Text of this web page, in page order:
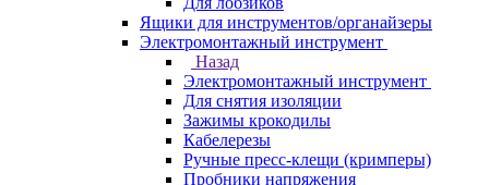
Ящики для инструментов/органайзеры
Электромонтажный инструмент
Назад
Электромонтажный инструмент
Для снятия изоляции
Зажимы крокодилы
Кабелерезы
Ручные пресс-клещи (кримперы)
Пробники напряжения